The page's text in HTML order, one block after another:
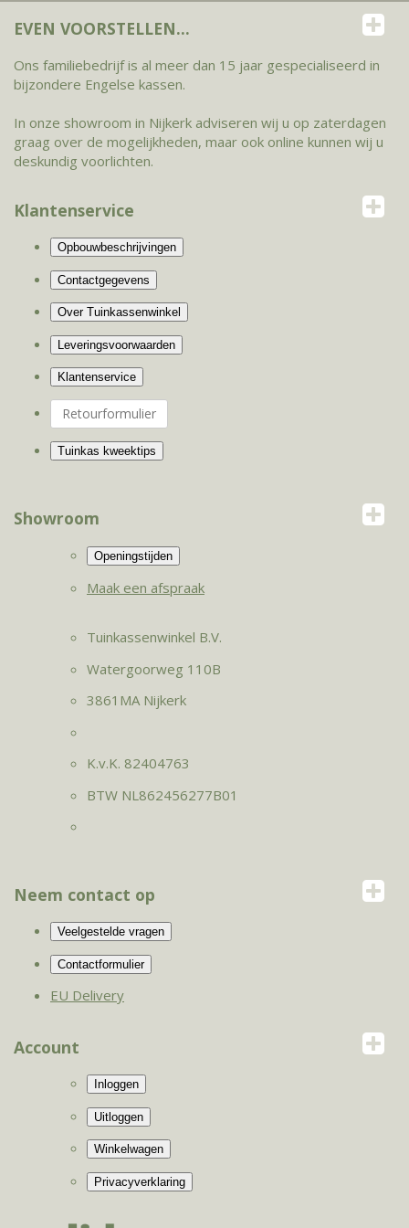
EVEN VOORSTELLEN...
Ons familiebedrijf is al meer dan 15 jaar gespecialiseerd in
bijzondere Engelse kassen.
In onze showroom in Nijkerk adviseren wij u op zaterdagen
graag over de mogelijkheden, maar ook online kunnen wij u
deskundig voorlichten.
Klantenservice
Retourformulier
Showroom
Maak een afspraak
Tuinkassenwinkel B.V.
Watergoorweg 110B
3861MA Nijkerk
K.v.K. 82404763
BTW NL862456277B01
Neem contact op
EU Delivery
Account